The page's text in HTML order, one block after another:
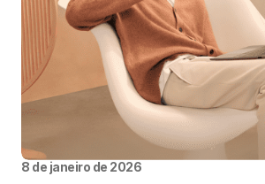
8 de janeiro de 2026